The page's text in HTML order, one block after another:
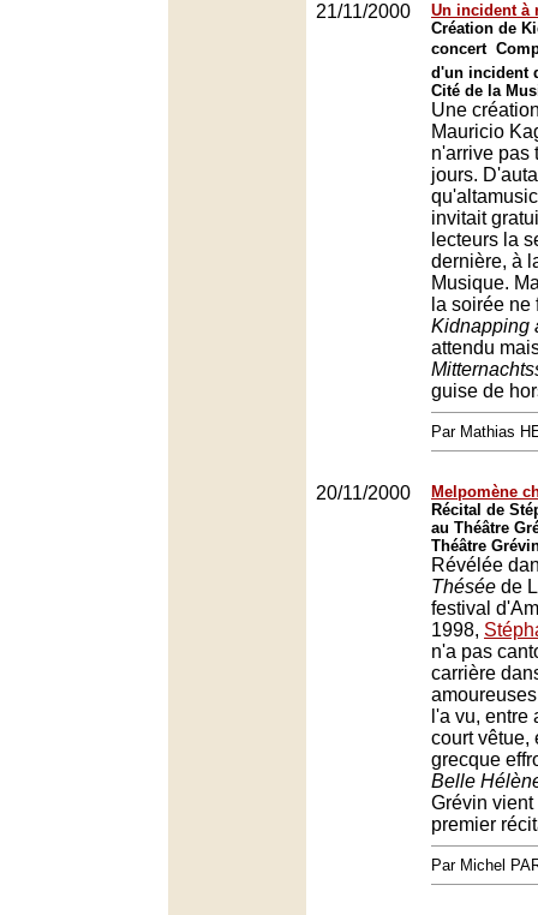
21/11/2000
Un incident à
Création de
concert 
d'un incident
Cité de la
Une
Mauricio
n'arrive pas
jours.
invitait
lecteurs la
dernière, à
Musique.
la soirée ne
Kidnapping
attendu
guise de
Par Mathias
20/11/2000
Melpomène
Récital de
au Théâtre
Théâtre
Révélée
Thésée de
festival
1998,
n'a pas
carrière
l'a vu, entre
court vêtue,
grecque
Belle
Grévin
premier
Par Michel